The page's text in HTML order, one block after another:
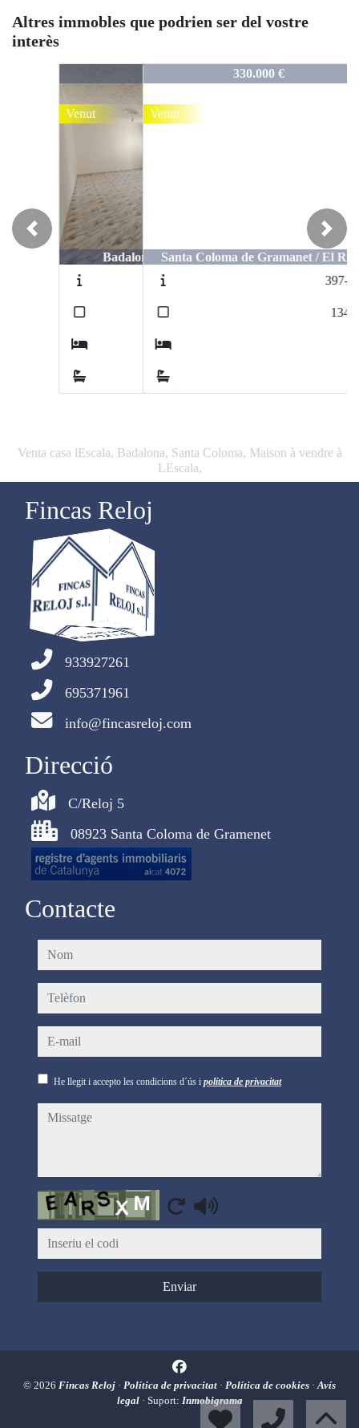
Altres immobles que podrien ser del vostre
interès
Santa Coloma de Gramanet / El Riu
Venut
Previous Next
Venta casa lEscala, Badalona, Santa Coloma, Maison à vendre à
LEscala,
Fincas Reloj
933927261
695371961
info@fincasreloj.com
Direcció
C/Reloj 5
08923 Santa Coloma de Gramenet
Contacte
nom
telèfon
e-mail
He llegit i accepto les condicions d´ús i política de privacitat
missatge
Captcha
Enviar
© 2026 Fincas Reloj · Política de privacitat · Política de cookies ·Avís
legal · Suport: Inmobigrama